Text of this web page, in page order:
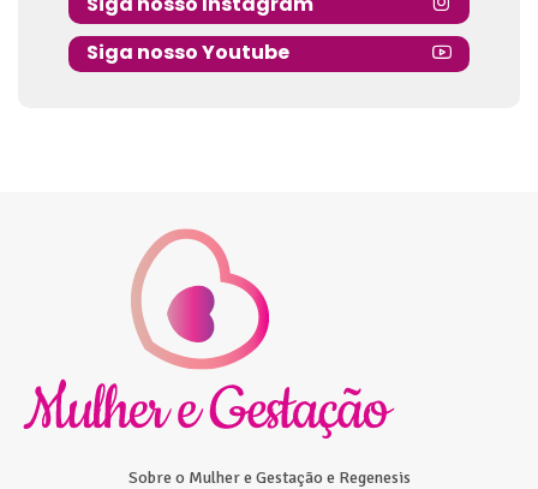
Siga nosso Youtube
Sobre o Mulher e Gestação e Regenesis